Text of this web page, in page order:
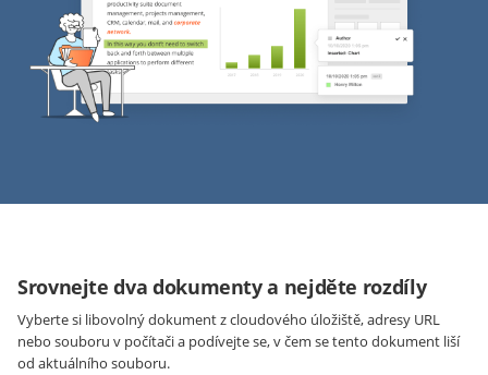
Srovnejte dva dokumenty a nejděte rozdíly
Vyberte si libovolný dokument z cloudového úložiště, adresy URL
nebo souboru v počítači a podívejte se, v čem se tento dokument liší
od aktuálního souboru.